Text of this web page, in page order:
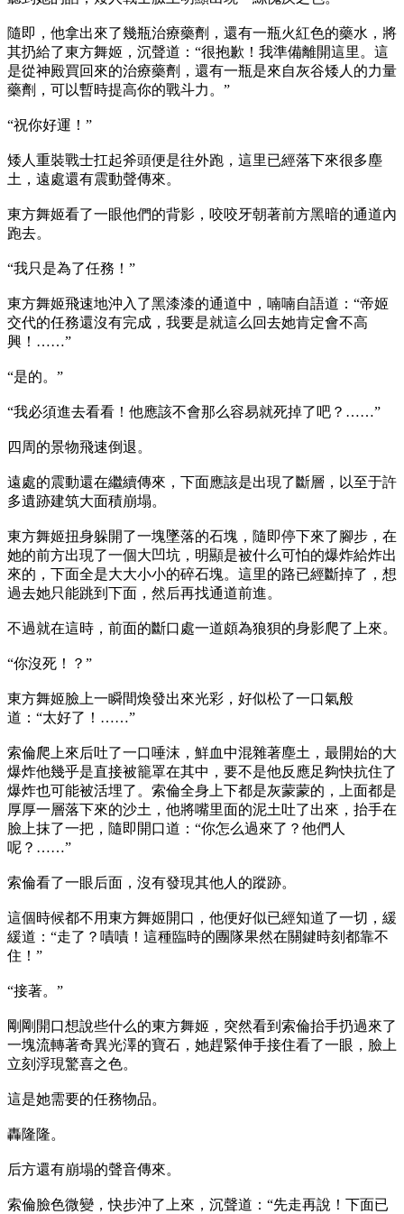
隨即，他拿出來了幾瓶治療藥劑，還有一瓶火紅色的藥水，將
其扔給了東方舞姬，沉聲道：“很抱歉！我準備離開這里。這
是從神殿買回來的治療藥劑，還有一瓶是來自灰谷矮人的力量
藥劑，可以暫時提高你的戰斗力。”
“祝你好運！”
矮人重裝戰士扛起斧頭便是往外跑，這里已經落下來很多塵
土，遠處還有震動聲傳來。
東方舞姬看了一眼他們的背影，咬咬牙朝著前方黑暗的通道內
跑去。
“我只是為了任務！”
東方舞姬飛速地沖入了黑漆漆的通道中，喃喃自語道：“帝姬
交代的任務還沒有完成，我要是就這么回去她肯定會不高
興！……”
“是的。”
“我必須進去看看！他應該不會那么容易就死掉了吧？……”
四周的景物飛速倒退。
遠處的震動還在繼續傳來，下面應該是出現了斷層，以至于許
多遺跡建筑大面積崩塌。
東方舞姬扭身躲開了一塊墜落的石塊，隨即停下來了腳步，在
她的前方出現了一個大凹坑，明顯是被什么可怕的爆炸給炸出
來的，下面全是大大小小的碎石塊。這里的路已經斷掉了，想
過去她只能跳到下面，然后再找通道前進。
不過就在這時，前面的斷口處一道頗為狼狽的身影爬了上來。
“你沒死！？”
東方舞姬臉上一瞬間煥發出來光彩，好似松了一口氣般
道：“太好了！……”
索倫爬上來后吐了一口唾沫，鮮血中混雜著塵土，最開始的大
爆炸他幾乎是直接被籠罩在其中，要不是他反應足夠快抗住了
爆炸也可能被活埋了。索倫全身上下都是灰蒙蒙的，上面都是
厚厚一層落下來的沙土，他將嘴里面的泥土吐了出來，抬手在
臉上抹了一把，隨即開口道：“你怎么過來了？他們人
呢？……”
索倫看了一眼后面，沒有發現其他人的蹤跡。
這個時候都不用東方舞姬開口，他便好似已經知道了一切，緩
緩道：“走了？嘖嘖！這種臨時的團隊果然在關鍵時刻都靠不
住！”
“接著。”
剛剛開口想說些什么的東方舞姬，突然看到索倫抬手扔過來了
一塊流轉著奇異光澤的寶石，她趕緊伸手接住看了一眼，臉上
立刻浮現驚喜之色。
這是她需要的任務物品。
轟隆隆。
后方還有崩塌的聲音傳來。
索倫臉色微變，快步沖了上來，沉聲道：“先走再說！下面已